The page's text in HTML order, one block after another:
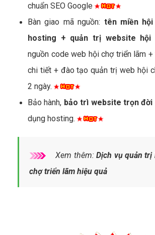
chuẩn SEO Google
Bàn giao mã nguồn: tên miền
hosting + quản trị website hội
nguồn code web hội chợ triển lãm
chi tiết + đào tạo quản trị web hội
2 ngày.
Bảo hành, bảo trì website trọn đời
dụng hosting.
Xem thêm:Dịch vụ quản trị
chợ triển lãm hiệu quả